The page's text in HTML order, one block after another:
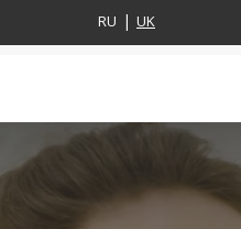
RU UK